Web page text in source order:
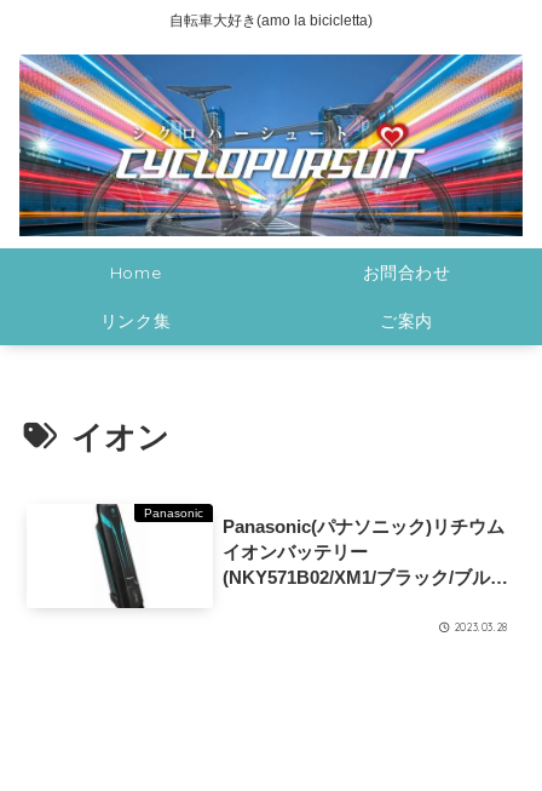
自転車大好き(amo la bicicletta)
Home お問合わせ
リンク集 ご案内
イオン
Panasonic
Panasonic(パナソニック)リチウム
イオンバッテリー
(NKY571B02/XM1/ブラック/ブル
2023.03.28